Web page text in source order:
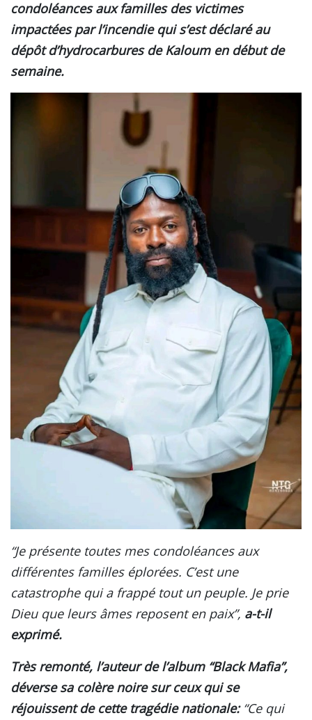
condoléances aux familles des victimes
impactées par l’incendie qui s’est déclaré au
dépôt d’hydrocarbures de Kaloum en début de
semaine.
“Je présente toutes mes condoléances aux
différentes familles éplorées. C’est une
catastrophe qui a frappé tout un peuple. Je prie
Dieu que leurs âmes reposent en paix”, a-t-il
exprimé.
Très remonté, l’auteur de l’album “Black Mafia”,
déverse sa colère noire sur ceux qui se
réjouissent de cette tragédie nationale:“Ce qui